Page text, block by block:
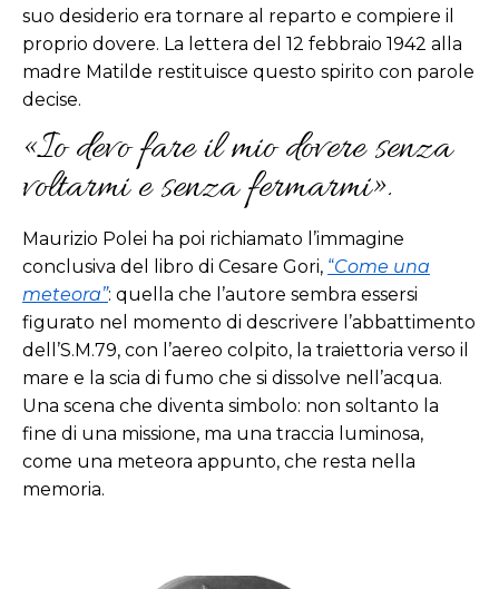
suo desiderio era tornare al reparto e compiere il
proprio dovere. La lettera del 12 febbraio 1942 alla
madre Matilde restituisce questo spirito con parole
decise.
«Io devo fare il mio dovere senza
voltarmi e senza fermarmi».
Maurizio Polei ha poi richiamato l’immagine
conclusiva del libro di Cesare Gori, “Come una
meteora”: quella che l’autore sembra essersi
figurato nel momento di descrivere l’abbattimento
dell’S.M.79, con l’aereo colpito, la traiettoria verso il
mare e la scia di fumo che si dissolve nell’acqua.
Una scena che diventa simbolo: non soltanto la
fine di una missione, ma una traccia luminosa,
come una meteora appunto, che resta nella
memoria.